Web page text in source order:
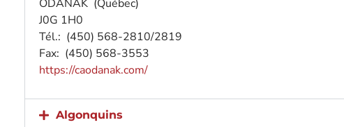
ODANAK (Québec)
J0G 1H0
Tél.: (450) 568-2810/2819
Fax: (450) 568-3553
https://caodanak.com/
Algonquins